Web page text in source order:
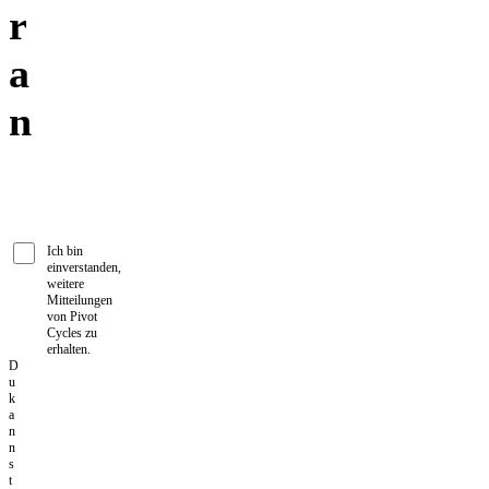
r
a
n
Ich bin
einverstanden,
weitere
Mitteilungen
von Pivot
Cycles zu
erhalten.
D
u
k
a
n
n
s
t